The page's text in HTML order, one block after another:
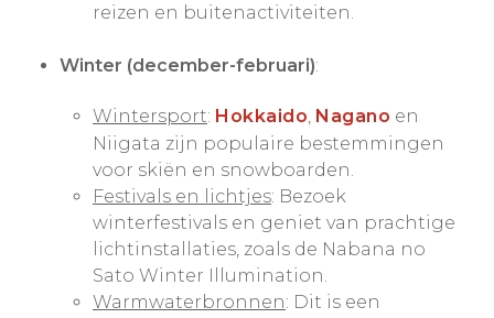
reizen en buitenactiviteiten.
Winter (december-februari):
Wintersport: Hokkaido, Nagano en
Niigata zijn populaire bestemmingen
voor skiën en snowboarden.
Festivals en lichtjes: Bezoek
winterfestivals en geniet van prachtige
lichtinstallaties, zoals de Nabana no
Sato Winter Illumination.
Warmwaterbronnen: Dit is een